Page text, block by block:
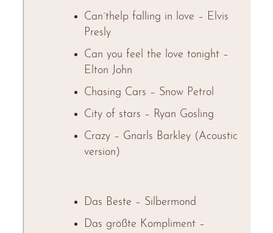
Can´thelp falling in love – Elvis
Presly
Can you feel the love tonight –
Elton John
Chasing Cars – Snow Petrol
City of stars – Ryan Gosling
Crazy – Gnarls Barkley (Acoustic
version)
Das Beste – Silbermond
Das größte Kompliment –